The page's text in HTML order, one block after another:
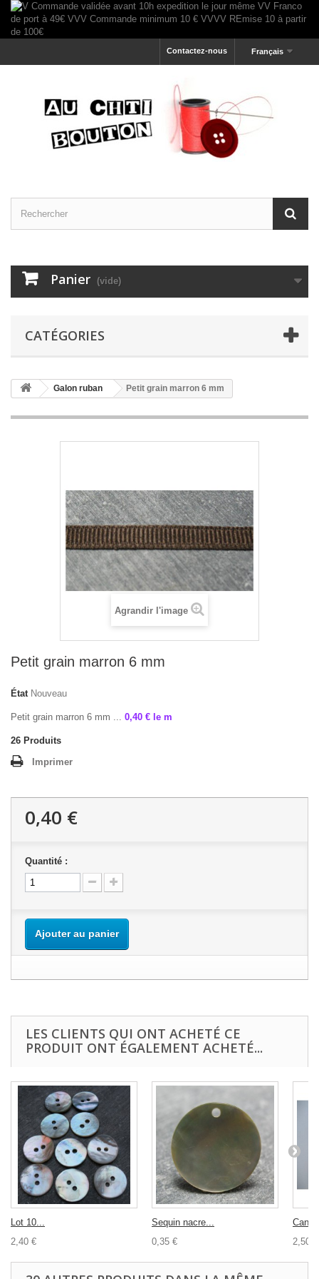
Français
Contactez-nous
Panier (vide)
CATÉGORIES
Galon ruban Petit grain marron 6 mm
Agrandir l'image
Petit grain marron 6 mm
État Nouveau
Petit grain marron 6 mm ... 0,40 € le m
26 Produits
Imprimer
0,40 €
Quantité :
Ajouter au panier
LES CLIENTS QUI ONT ACHETÉ CE
PRODUIT ONT ÉGALEMENT ACHETÉ...
Lot 10...
2,40 €
Sequin nacre...
0,35 €
2,50 €